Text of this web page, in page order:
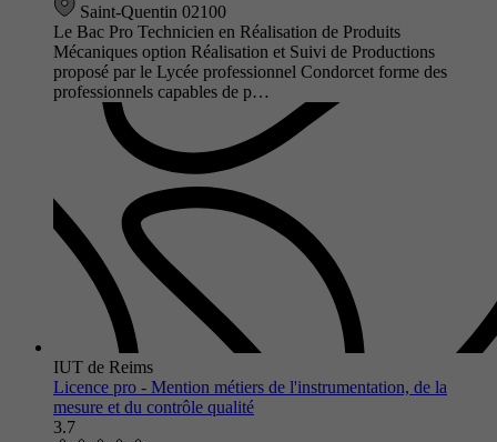
Saint-Quentin 02100
Le Bac Pro Technicien en Réalisation de Produits
Mécaniques option Réalisation et Suivi de Productions
proposé par le Lycée professionnel Condorcet forme des
professionnels capables de p…
IUT de Reims
Licence pro - Mention métiers de l'instrumentation, de la
mesure et du contrôle qualité
3.7